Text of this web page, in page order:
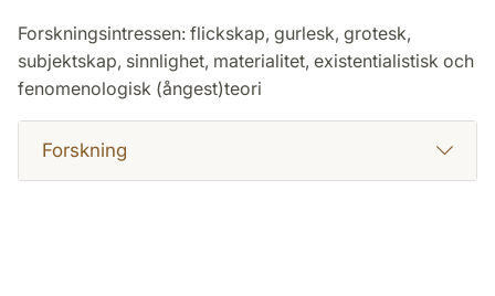
Forskningsintressen: flickskap, gurlesk, grotesk,
subjektskap, sinnlighet, materialitet, existentialistisk och
fenomenologisk (ångest)teori
Forskning